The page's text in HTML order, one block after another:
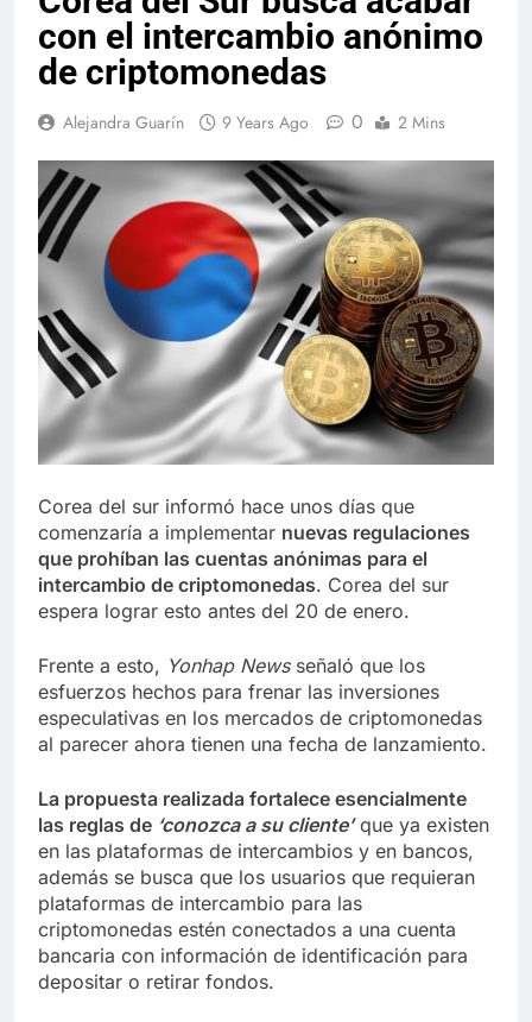
con el intercambio anónimo
de criptomonedas
Alejandra Guarín 9 Years Ago 0 2 Mins
Corea del sur informó hace unos días que
comenzaría a implementar nuevas regulaciones
que prohíban las cuentas anónimas para el
intercambio de criptomonedas. Corea del sur
espera lograr esto antes del 20 de enero.
Frente a esto, Yonhap Newsseñaló que los
esfuerzos hechos para frenar las inversiones
especulativas en los mercados de criptomonedas
al parecer ahora tienen una fecha de lanzamiento.
La propuesta realizada fortalece esencialmente
las reglas de ‘conozca a su cliente’que ya existen
en las plataformas de intercambios y en bancos,
además se busca que los usuarios que requieran
plataformas de intercambio para las
criptomonedas estén conectados a una cuenta
bancaria con información de identificación para
depositar o retirar fondos.